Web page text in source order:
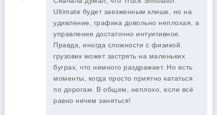
Ultimate будет заезженным клише, но на
удивление, графика довольно неплохая, а
управление достаточно интуитивное.
Правда, иногда сложности с физикой:
грузовик может застрять на маленьких
буграх, что немного раздражает. Но есть
моменты, когда просто приятно кататься
по дорогам. В общем, неплохо, если всё
равно нечем заняться!